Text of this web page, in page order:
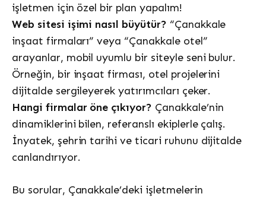
işletmen için özel bir plan yapalım!
Web sitesi işimi nasıl büyütür? “Çanakkale
inşaat firmaları” veya “Çanakkale otel”
arayanlar, mobil uyumlu bir siteyle seni bulur.
Örneğin, bir inşaat firması, otel projelerini
dijitalde sergileyerek yatırımcıları çeker.
Hangi firmalar öne çıkıyor? Çanakkale’nin
dinamiklerini bilen, referanslı ekiplerle çalış.
İnyatek, şehrin tarihi ve ticari ruhunu dijitalde
canlandırıyor.
Bu sorular, Çanakkale’deki işletmelerin